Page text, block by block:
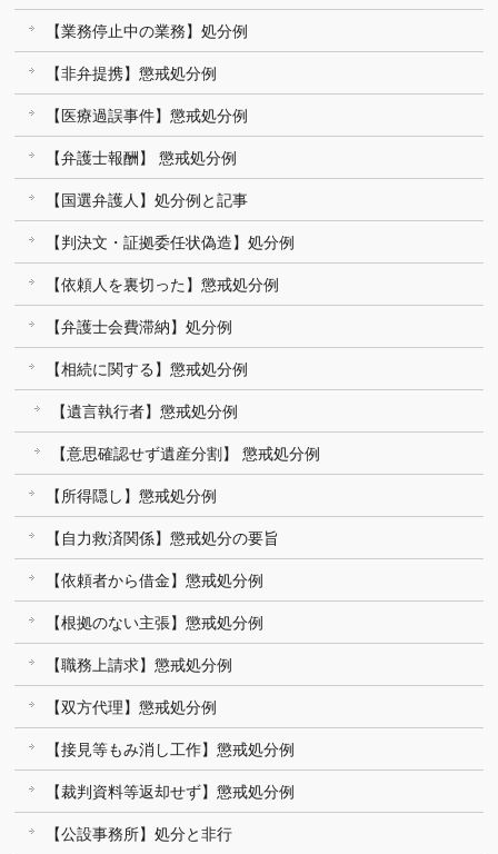
【業務停止中の業務】処分例
【非弁提携】懲戒処分例
【医療過誤事件】懲戒処分例
【弁護士報酬】 懲戒処分例
【国選弁護人】処分例と記事
【判決文・証拠委任状偽造】処分例
【依頼人を裏切った】懲戒処分例
【弁護士会費滞納】処分例
【相続に関する】懲戒処分例
【遺言執行者】懲戒処分例
【意思確認せず遺産分割】 懲戒処分例
【所得隠し】懲戒処分例
【自力救済関係】懲戒処分の要旨
【依頼者から借金】懲戒処分例
【根拠のない主張】懲戒処分例
【職務上請求】懲戒処分例
【双方代理】懲戒処分例
【接見等もみ消し工作】懲戒処分例
【裁判資料等返却せず】懲戒処分例
【公設事務所】処分と非行